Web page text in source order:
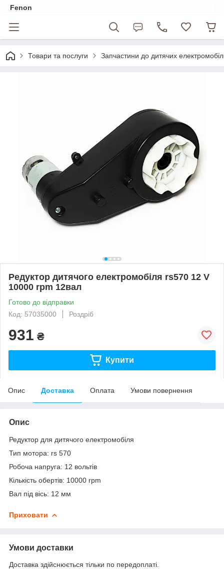
Fenon
Товари та послуги Запчастини до дитячих
Редуктор дитячого електромобіля rs570 12 V
10000 rpm 12вал
Готово до відправки
Код: 57035000
Роздріб
931 ₴
Купити
Опис Доставка Оплата Умови повернення
Опис
Редуктор для дитячого електромобіля
Тип мотора: rs 570
Робоча напруга: 12 вольтів
Кількість обертів: 10000 rpm
Вал під вісь: 12 мм
Приховати
Умови доставки
Доставка здійснюється тільки по передоплаті.